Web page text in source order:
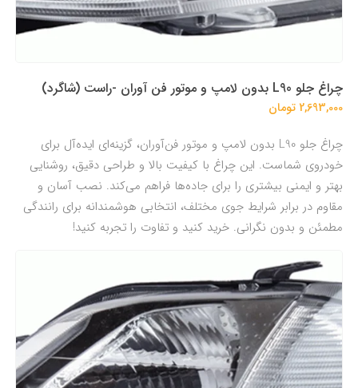
چراغ جلو L90 بدون لامپ و موتور فن آوران -راست (شاگرد)
2,693,000 تومان
چراغ جلو L90 بدون لامپ و موتور فن‌آوران، گزینه‌ای ایده‌آل برای
خودروی شماست. این چراغ با کیفیت بالا و طراحی دقیق، روشنایی
بهتر و ایمنی بیشتری را برای جاده‌ها فراهم می‌کند. نصب آسان و
مقاوم در برابر شرایط جوی مختلف، انتخابی هوشمندانه برای رانندگی
مطمئن و بدون نگرانی. خرید کنید و تفاوت را تجربه کنید!